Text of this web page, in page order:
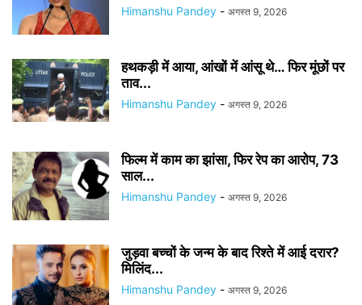
Himanshu Pandey - अगस्त 9, 2026
हथकड़ी में आया, आंखों में आंसू थे… फिर मूंछों पर
ताव...
Himanshu Pandey - अगस्त 9, 2026
फिल्म में काम का झांसा, फिर रेप का आरोप, 73
साल...
Himanshu Pandey - अगस्त 9, 2026
जुड़वा बच्चों के जन्म के बाद रिश्ते में आई दरार?
मिलिंद...
Himanshu Pandey - अगस्त 9, 2026